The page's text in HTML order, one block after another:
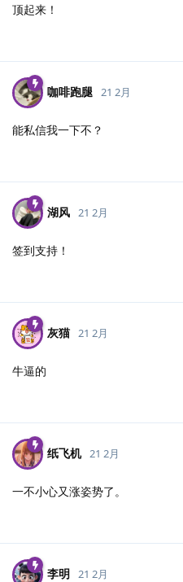
顶起来！
咖啡跑腿 21 2月
能私信我一下不？
湖风 21 2月
签到支持！
灰猫 21 2月
牛逼的
纸飞机 21 2月
一不小心又涨姿势了。
李明 21 2月